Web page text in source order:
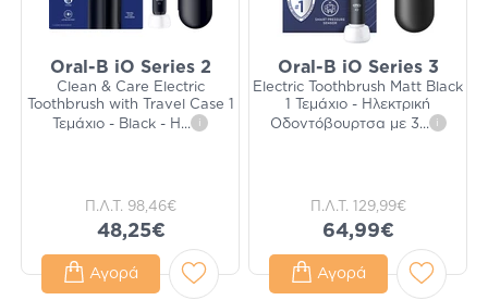
Oral-B iO Series 2
Clean & Care Electric
Toothbrush with Travel Case 1
Τεμάχιο - Black - Η ... i
Π.Λ.Τ. 98,46€
48,25€
Αγορά
Oral-B iO Series 3
Electric Toothbrush Matt Black
1 Τεμάχιο - Ηλεκτρική
Οδοντόβουρτσα με 3... i
Π.Λ.Τ. 129,99€
64,99€
Αγορά